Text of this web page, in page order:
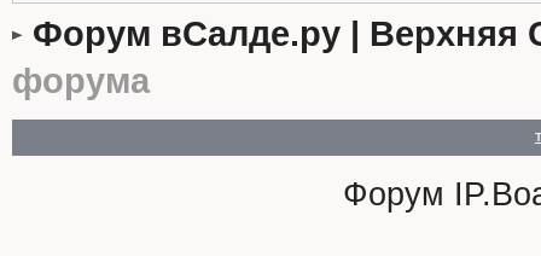
Форум вСалде.ру | Верхняя
форума
Форум